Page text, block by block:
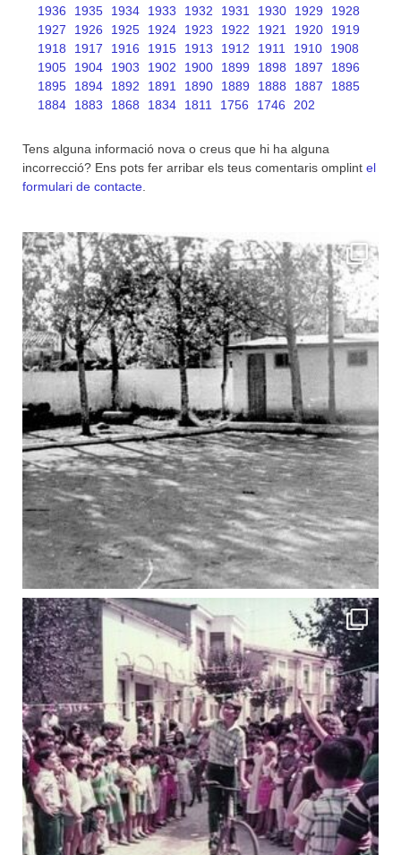
1936
1935 1934 1933 1932 1931 1930 1929
1928
1927
1926 1925 1924 1923 1922 1921 1920
1919
1918
1917 1916 1915 1913 1912 1911 1910
1908
1905
1904 1903 1902 1900 1899 1898 1897
1896
1895
1894 1892 1891 1890 1889 1888 1887
1885
1884
1883 1868 1834 1811 1756 1746 202
Tens alguna informació nova o creus que hi ha alguna
incorrecció? Ens pots fer arribar els teus comentaris omplint el
formulari de contacte